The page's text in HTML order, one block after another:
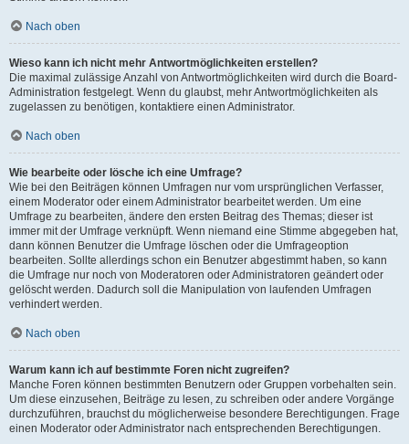
Nach oben
Wieso kann ich nicht mehr Antwortmöglichkeiten erstellen?
Die maximal zulässige Anzahl von Antwortmöglichkeiten wird durch die Board-
Administration festgelegt. Wenn du glaubst, mehr Antwortmöglichkeiten als
zugelassen zu benötigen, kontaktiere einen Administrator.
Nach oben
Wie bearbeite oder lösche ich eine Umfrage?
Wie bei den Beiträgen können Umfragen nur vom ursprünglichen Verfasser,
einem Moderator oder einem Administrator bearbeitet werden. Um eine
Umfrage zu bearbeiten, ändere den ersten Beitrag des Themas; dieser ist
immer mit der Umfrage verknüpft. Wenn niemand eine Stimme abgegeben hat,
dann können Benutzer die Umfrage löschen oder die Umfrageoption
bearbeiten. Sollte allerdings schon ein Benutzer abgestimmt haben, so kann
die Umfrage nur noch von Moderatoren oder Administratoren geändert oder
gelöscht werden. Dadurch soll die Manipulation von laufenden Umfragen
verhindert werden.
Nach oben
Warum kann ich auf bestimmte Foren nicht zugreifen?
Manche Foren können bestimmten Benutzern oder Gruppen vorbehalten sein.
Um diese einzusehen, Beiträge zu lesen, zu schreiben oder andere Vorgänge
durchzuführen, brauchst du möglicherweise besondere Berechtigungen. Frage
einen Moderator oder Administrator nach entsprechenden Berechtigungen.